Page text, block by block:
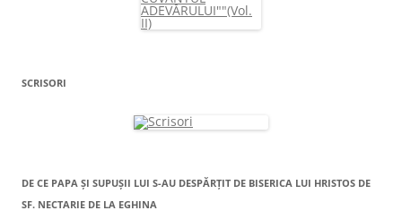
SCRISORI
DE CE PAPA ŞI SUPUŞII LUI S-AU DESPĂRŢIT DE BISERICA LUI HRISTOS DE
SF. NECTARIE DE LA EGHINA